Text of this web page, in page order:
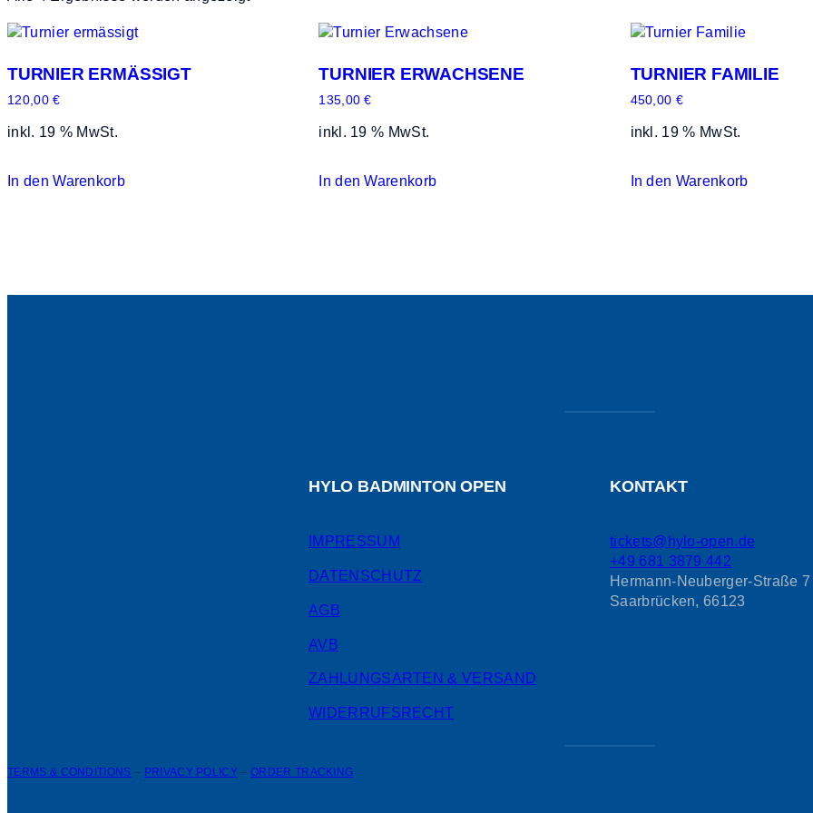
TURNIER ERMÄSSIGT
120,00€
inkl. 19 % MwSt.
In den Warenkorb
TURNIER ERWACHSENE
135,00€
inkl. 19 % MwSt.
In den Warenkorb
TURNIER FAMILIE
450,00 €
inkl. 19 % MwSt.
In den Warenkorb
HYLO BADMINTON OPEN
IMPRESSUM
DATENSCHUTZ
AGB
AVB
ZAHLUNGSARTEN & VERSAND
WIDERRUFSRECHT
KONTAKT
tickets@hylo-open.de
+49 681 3879 442
Hermann-Neuberger-Straße 7
Saarbrücken,66123
TERMS & CONDITIONS – PRIVACY POLICY –ORDER TRACKING